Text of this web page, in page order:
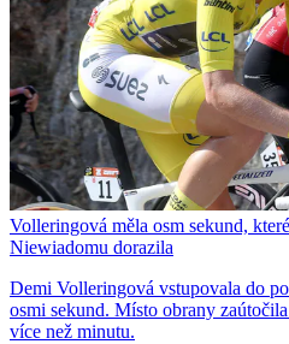
Volleringová měla osm sekund,
Niewiadomu dorazila
Demi Volleringová vstupovala do
osmi sekund. Místo obrany
více než minutu.